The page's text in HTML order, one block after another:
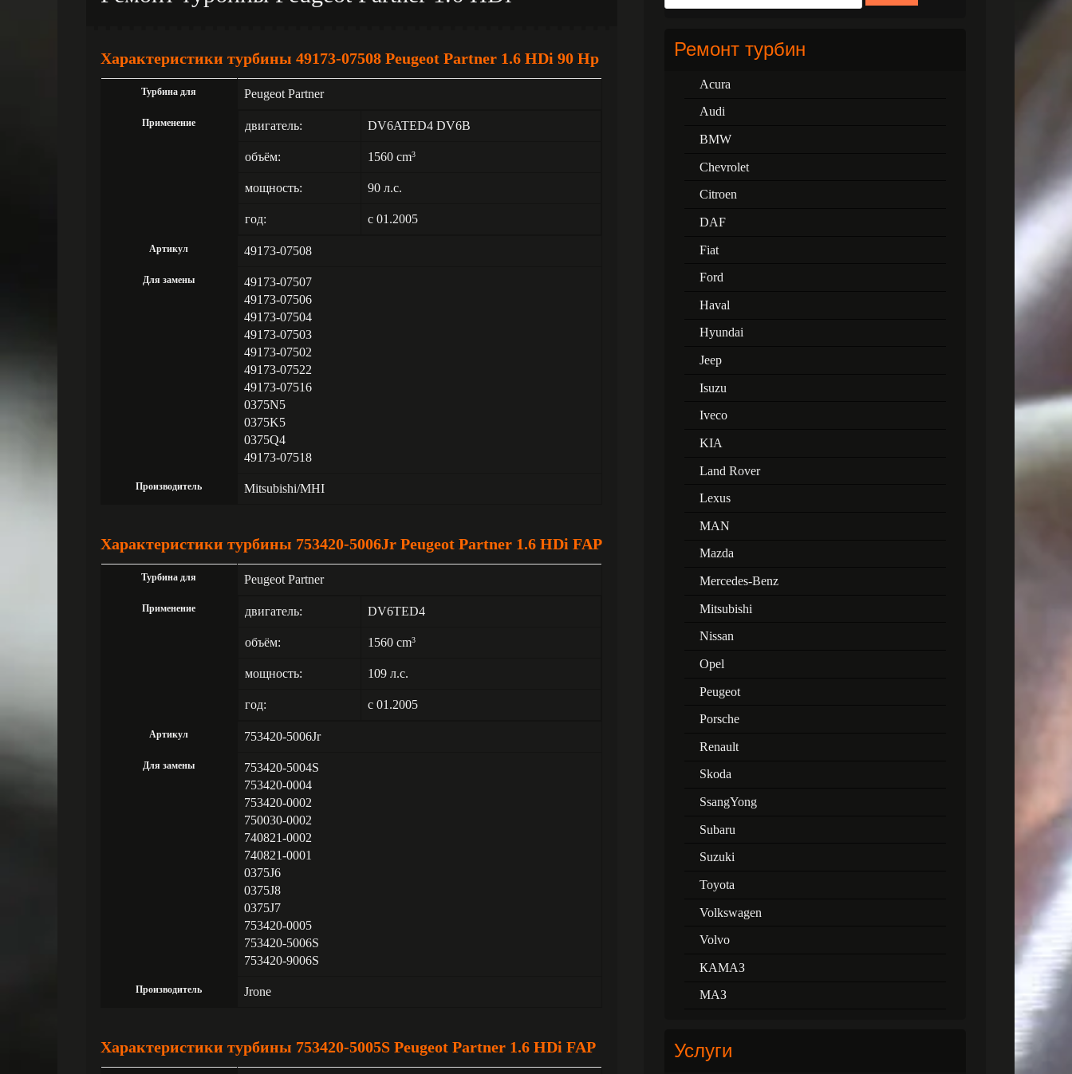
Характеристики турбины 49173-07508 Peugeot Partner 1.6 HDi 90 Hp
Турбина для Peugeot Partner
Применение двигатель: DV6ATED4 DV6B
объём: 1560 cm3
мощность: 90 л.с.
год: с 01.2005
Артикул 49173-07508
Для замены
49173-07507
49173-07506
49173-07504
49173-07503
49173-07502
49173-07522
49173-07516
0375N5
0375K5
0375Q4
49173-07518
Производитель Mitsubishi/MHI
Характеристики турбины 753420-5006Jr Peugeot Partner 1.6 HDi FAP
Турбина для Peugeot Partner
Применение двигатель: DV6TED4
объём: 1560 cm3
мощность: 109 л.с.
год: с 01.2005
Артикул 753420-5006Jr
Для замены
753420-5004S
753420-0004
753420-0002
750030-0002
740821-0002
740821-0001
0375J6
0375J8
0375J7
753420-0005
753420-5006S
753420-9006S
Производитель Jrone
Характеристики турбины 753420-5005S Peugeot Partner 1.6 HDi FAP
Ремонт турбин
Acura
Audi
BMW
Chevrolet
Citroen
DAF
Fiat
Ford
Haval
Hyundai
Jeep
Isuzu
Iveco
KIA
Land Rover
Lexus
MAN
Mazda
Mercedes-Benz
Mitsubishi
Nissan
Opel
Peugeot
Porsche
Renault
Skoda
SsangYong
Subaru
Suzuki
Toyota
Volkswagen
Volvo
КАМАЗ
МАЗ
Услуги